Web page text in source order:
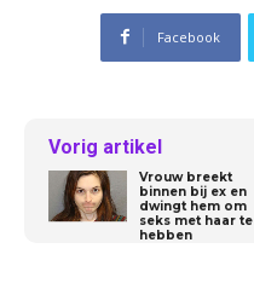
Facebook
Vorig artikel
Vrouw breekt
binnen bij ex en
dwingt hem om
seks met haar te
hebben